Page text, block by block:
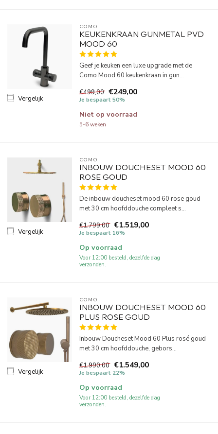
Vergelijk
COMO
KEUKENKRAAN GUNMETAL PVD
MOOD 60
Geef je keuken een luxe upgrade met de
Como Mood 60 keukenkraan in gun...
€499,00 €249,00
Je bespaart 50%
Niet op voorraad
5-6 weken
Vergelijk
COMO
INBOUW DOUCHESET MOOD 60
ROSE GOUD
De inbouw doucheset mood 60 rose goud
met 30 cm hoofddouche compleet s...
€1.799,00 €1.519,00
Je bespaart 16%
Op voorraad
Voor 12:00 besteld, dezelfde dag
verzonden.
Vergelijk
COMO
INBOUW DOUCHESET MOOD 60
PLUS ROSE GOUD
Inbouw Doucheset Mood 60 Plus rosé goud
met 30 cm hoofddouche, gebors...
€1.990,00 €1.549,00
Je bespaart 22%
Op voorraad
Voor 12:00 besteld, dezelfde dag
verzonden.